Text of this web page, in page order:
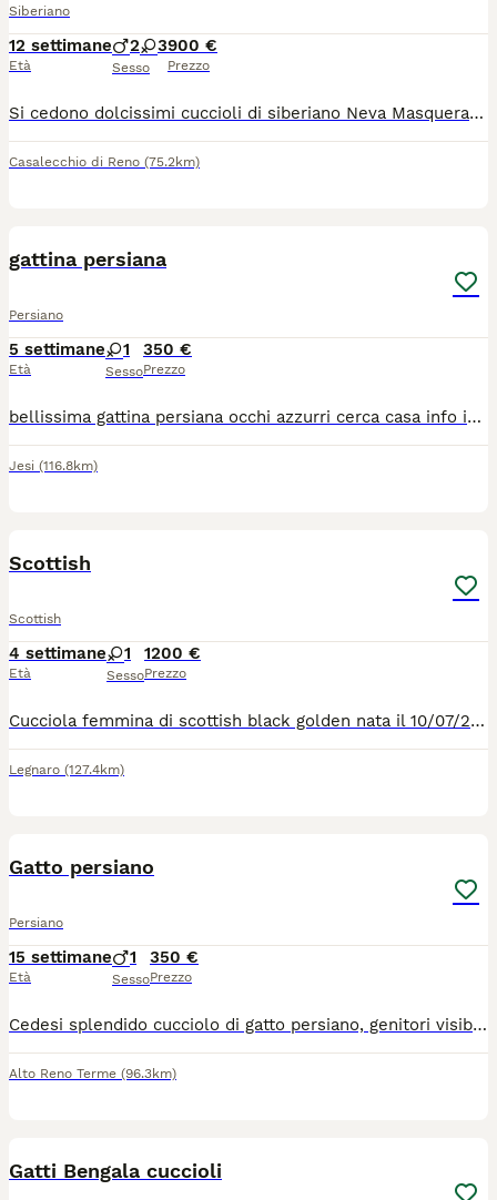
Siberiano
12 settimane
Età
2 3
Sesso
900 €
Prezzo
Si cedono dolcissimi cuccioli di siberiano Neva Masquerade sverminati, svezzati, abituati agli umani, lettiera e super coccolosi. Anallergici per natura sono perfetti per chi soffre di allergie e per chi ama avere un pelosetto dagli occhioni azzurri accanto
Casalecchio di Reno (75.2km)
gattina persiana
Persiano
5 settimane
Età
1
Sesso
350 €
Prezzo
bellissima gattina persiana occhi azzurri cerca casa info in priv 3920326304 sarà disponibile fine settembre
Jesi (116.8km)
Scottish
Scottish
4 settimane
Età
1
Sesso
1200 €
Prezzo
Cucciola femmina di scottish black golden nata il 10/07/26 e disponibile a partire dal 10/10/26 , verrà ceduta completa di tutta la documentazione, sverminazione , ciclo vaccinale completa , pedigree ENFI da compagnia , abituata in casa e ad altri animali , per qualsiasi altra informazione non esitate a contattarmi 3459939454
Legnaro (127.4km)
Gatto persiano
Persiano
15 settimane
Età
1
Sesso
350 €
Prezzo
Cedesi splendido cucciolo di gatto persiano, genitori visibili esenti da FIV e FELV ; mamma chincillà silver , il papà persiano Himalayano tabby. Il cucciolo è nato il 20 Aprile 2026 , carattere dolce e affettuoso, cresciuti in ambiente domestico con cura e mangimi di alta qualità. Il cucciolo verrà ceduto con il vaccino trivalente, visita veterinaria, libretto sanitario, sverminato , abituato alla lettiera e al tira graffi . Per maggiori informazioni contattatemi.
Alto Reno Terme (96.3km)
Gatti Bengala cuccioli